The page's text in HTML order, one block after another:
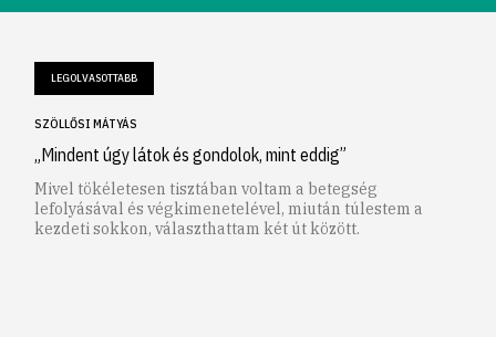
LEGOLVASOTTABB
SZÖLLŐSI MÁTYÁS
„Mindent úgy látok és gondolok, mint eddig”
Mivel tökéletesen tisztában voltam a betegség
lefolyásával és végkimenetelével, miután túlestem a
kezdeti sokkon, választhattam két út között.